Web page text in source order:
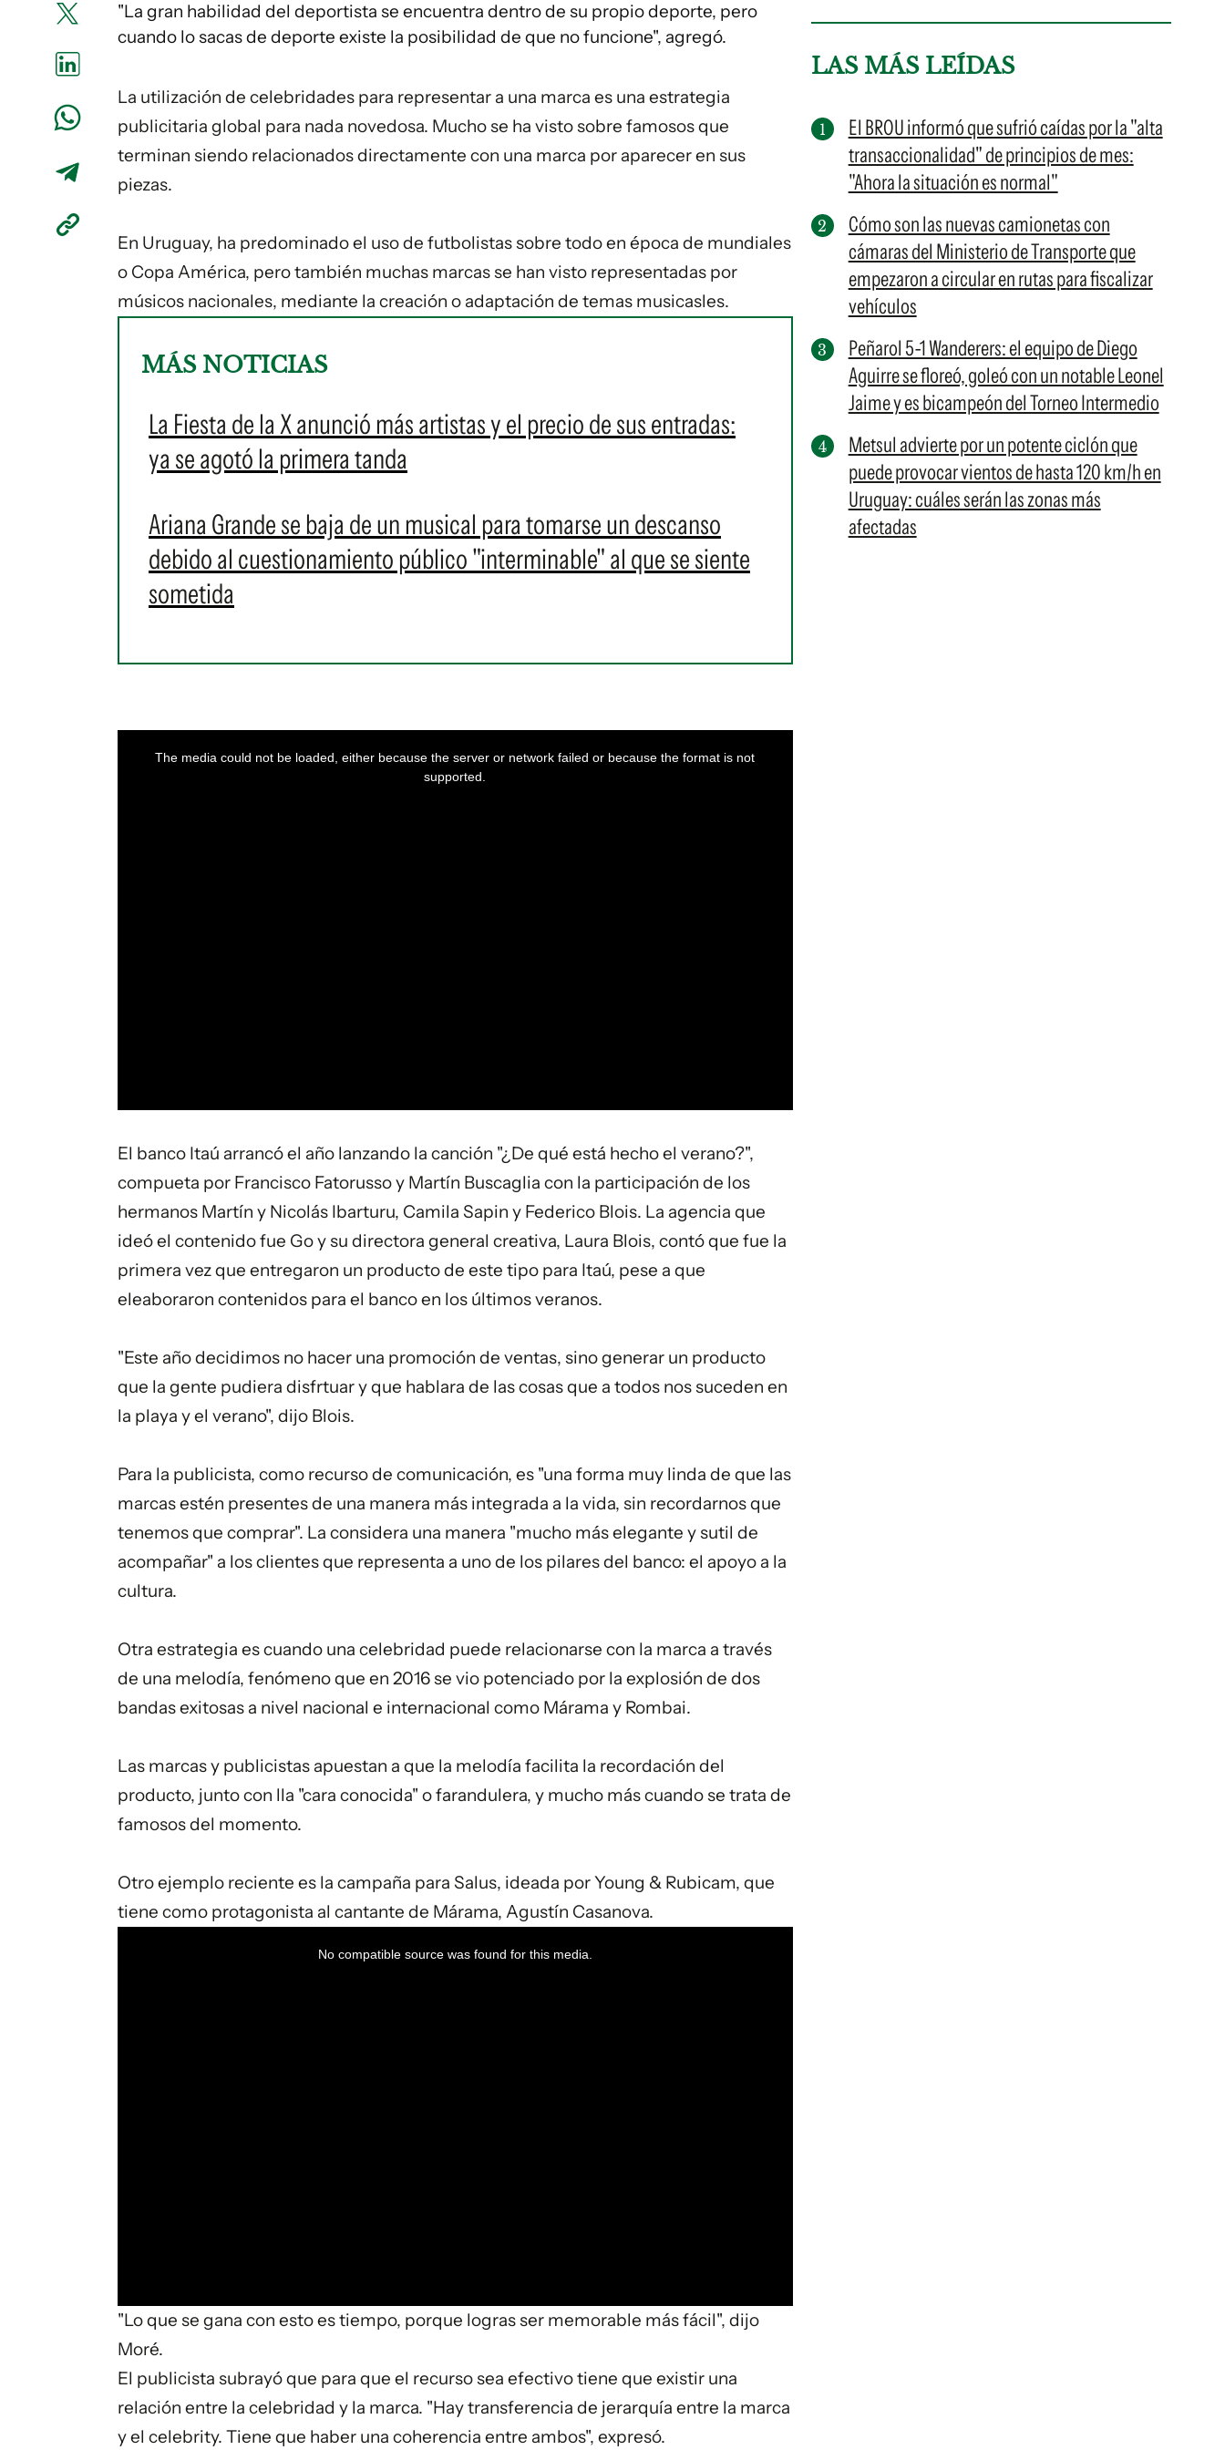
"La gran habilidad del deportista se encuentra dentro de su propio deporte, pero
cuando lo sacas de deporte existe la posibilidad de que no funcione", agregó.
La utilización de celebridades para representar a una marca es una estrategia
publicitaria global para nada novedosa. Mucho se ha visto sobre famosos que
terminan siendo relacionados directamente con una marca por aparecer en sus
piezas.
En Uruguay, ha predominado el uso de futbolistas sobre todo en época de mundiales
o Copa América, pero también muchas marcas se han visto representadas por
músicos nacionales, mediante la creación o adaptación de temas musicasles.
MÁS NOTICIAS
La Fiesta de la X anunció más artistas y el precio de sus entradas:
ya se agotó la primera tanda
Ariana Grande se baja de un musical para tomarse un descanso
debido al cuestionamiento público "interminable" al que se siente
sometida
This
The media could not be loaded, either because the server or network failed or because the format is not
supported.
El banco Itaú arrancó el año lanzando la canción "¿De qué está hecho el verano?",
compueta por Francisco Fatorusso y Martín Buscaglia con la participación de los
hermanos Martín y Nicolás Ibarturu, Camila Sapin y Federico Blois. La agencia que
ideó el contenido fue Go y su directora general creativa, Laura Blois, contó que fue la
primera vez que entregaron un producto de este tipo para Itaú, pese a que
eleaboraron contenidos para el banco en los últimos veranos.
"Este año decidimos no hacer una promoción de ventas, sino generar un producto
que la gente pudiera disfrtuar y que hablara de las cosas que a todos nos suceden en
la playa y el verano", dijo Blois.
Para la publicista, como recurso de comunicación, es "una forma muy linda de que las
marcas estén presentes de una manera más integrada a la vida, sin recordarnos que
tenemos que comprar". La considera una manera "mucho más elegante y sutil de
acompañar" a los clientes que representa a uno de los pilares del banco: el apoyo a la
cultura.
Otra estrategia es cuando una celebridad puede relacionarse con la marca a través
de una melodía, fenómeno que en 2016 se vio potenciado por la explosión de dos
bandas exitosas a nivel nacional e internacional como Márama y Rombai.
Las marcas y publicistas apuestan a que la melodía facilita la recordación del
producto, junto con lla "cara conocida" o farandulera, y mucho más cuando se trata de
famosos del momento.
Otro ejemplo reciente es la campaña para Salus, ideada por Young & Rubicam, que
tiene como protagonista al cantante de Márama, Agustín Casanova.
This
No compatible source was found for this media.
"Lo que se gana con esto es tiempo, porque logras ser memorable más fácil", dijo
Moré.
El publicista subrayó que para que el recurso sea efectivo tiene que existir una
relación entre la celebridad y la marca. "Hay transferencia de jerarquía entre la marca
y el celebrity. Tiene que haber una coherencia entre ambos", expresó.
LAS MÁS LEÍDAS
El BROU informó que sufrió caídas por la "alta
transaccionalidad" de principios de mes:
"Ahora la situación es normal"
Cómo son las nuevas camionetas con
cámaras del Ministerio de Transporte que
empezaron a circular en rutas para fiscalizar
vehículos
Peñarol 5-1 Wanderers: el equipo de Diego
Aguirre se floreó, goleó con un notable Leonel
Jaime y es bicampeón del Torneo Intermedio
Metsul advierte por un potente ciclón que
puede provocar vientos de hasta 120 km/h en
Uruguay: cuáles serán las zonas más
afectadas